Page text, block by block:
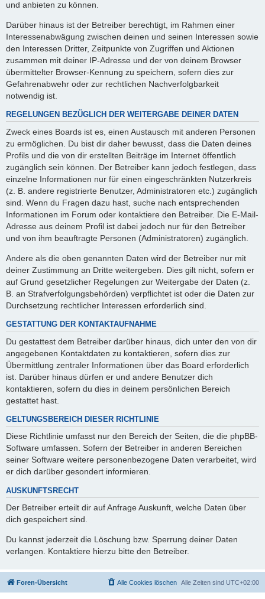
und anbieten zu können.
Darüber hinaus ist der Betreiber berechtigt, im Rahmen einer
Interessenabwägung zwischen deinen und seinen Interessen sowie
den Interessen Dritter, Zeitpunkte von Zugriffen und Aktionen
zusammen mit deiner IP-Adresse und der von deinem Browser
übermittelter Browser-Kennung zu speichern, sofern dies zur
Gefahrenabwehr oder zur rechtlichen Nachverfolgbarkeit
notwendig ist.
REGELUNGEN BEZÜGLICH DER WEITERGABE DEINER DATEN
Zweck eines Boards ist es, einen Austausch mit anderen Personen
zu ermöglichen. Du bist dir daher bewusst, dass die Daten deines
Profils und die von dir erstellten Beiträge im Internet öffentlich
zugänglich sein können. Der Betreiber kann jedoch festlegen, dass
einzelne Informationen nur für einen eingeschränkten Nutzerkreis
(z. B. andere registrierte Benutzer, Administratoren etc.) zugänglich
sind. Wenn du Fragen dazu hast, suche nach entsprechenden
Informationen im Forum oder kontaktiere den Betreiber. Die E-Mail-
Adresse aus deinem Profil ist dabei jedoch nur für den Betreiber
und von ihm beauftragte Personen (Administratoren) zugänglich.
Andere als die oben genannten Daten wird der Betreiber nur mit
deiner Zustimmung an Dritte weitergeben. Dies gilt nicht, sofern er
auf Grund gesetzlicher Regelungen zur Weitergabe der Daten (z.
B. an Strafverfolgungsbehörden) verpflichtet ist oder die Daten zur
Durchsetzung rechtlicher Interessen erforderlich sind.
GESTATTUNG DER KONTAKTAUFNAHME
Du gestattest dem Betreiber darüber hinaus, dich unter den von dir
angegebenen Kontaktdaten zu kontaktieren, sofern dies zur
Übermittlung zentraler Informationen über das Board erforderlich
ist. Darüber hinaus dürfen er und andere Benutzer dich
kontaktieren, sofern du dies in deinem persönlichen Bereich
gestattet hast.
GELTUNGSBEREICH DIESER RICHTLINIE
Diese Richtlinie umfasst nur den Bereich der Seiten, die die phpBB-
Software umfassen. Sofern der Betreiber in anderen Bereichen
seiner Software weitere personenbezogene Daten verarbeitet, wird
er dich darüber gesondert informieren.
AUSKUNFTSRECHT
Der Betreiber erteilt dir auf Anfrage Auskunft, welche Daten über
dich gespeichert sind.
Du kannst jederzeit die Löschung bzw. Sperrung deiner Daten
verlangen. Kontaktiere hierzu bitte den Betreiber.
Foren-Übersicht Alle Zeiten sind UTC+02:00
Alle Cookies löschen